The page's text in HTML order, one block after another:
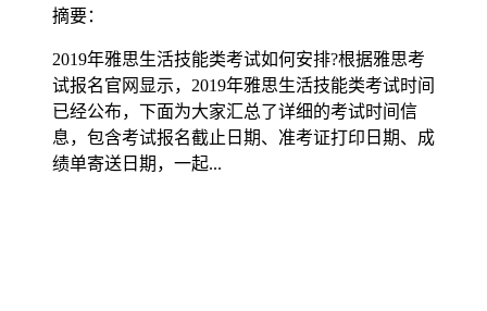
摘要：
2019年雅思生活技能类考试如何安排?根据雅思考
试报名官网显示，2019年雅思生活技能类考试时间
已经公布，下面为大家汇总了详细的考试时间信
息，包含考试报名截止日期、准考证打印日期、成
绩单寄送日期，一起...